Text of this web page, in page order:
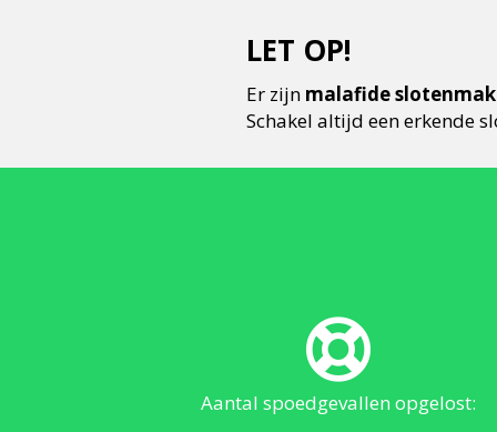
LET OP!
Er zijn malafide
Schakel altijd een erkende
Aantal spoedgevallen opgelost: